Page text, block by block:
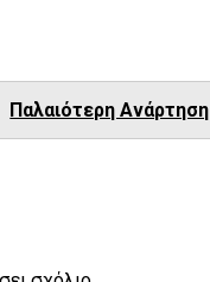
Παλαιότερη Ανάρτηση